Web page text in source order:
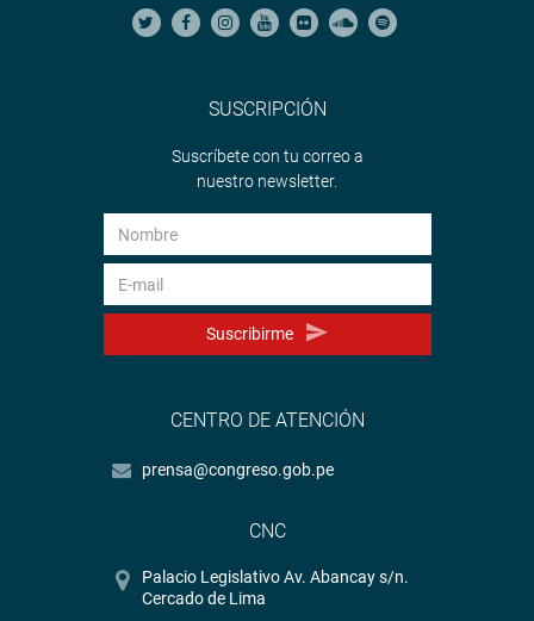
SUSCRIPCIÓN
Suscríbete con tu correo a
nuestro newsletter.
Suscribirme
CENTRO DE ATENCIÓN
prensa@congreso.gob.pe
CNC
Palacio Legislativo Av. Abancay s/n.
Cercado de Lima